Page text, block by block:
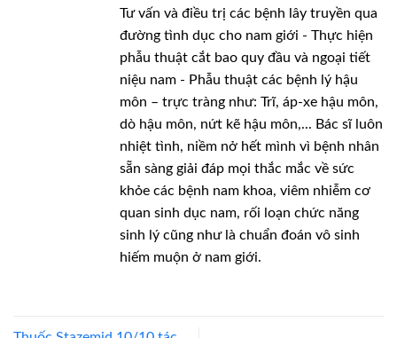
Tư vấn và điều trị các bệnh lây truyền qua
đường tình dục cho nam giới - Thực hiện
phẫu thuật cắt bao quy đầu và ngoại tiết
niệu nam - Phẫu thuật các bệnh lý hậu
môn – trực tràng như: Trĩ, áp-xe hậu môn,
dò hậu môn, nứt kẽ hậu môn,... Bác sĩ luôn
nhiệt tình, niềm nở hết mình vì bệnh nhân
sẵn sàng giải đáp mọi thắc mắc về sức
khỏe các bệnh nam khoa, viêm nhiễm cơ
quan sinh dục nam, rối loạn chức năng
sinh lý cũng như là chuẩn đoán vô sinh
hiếm muộn ở nam giới.